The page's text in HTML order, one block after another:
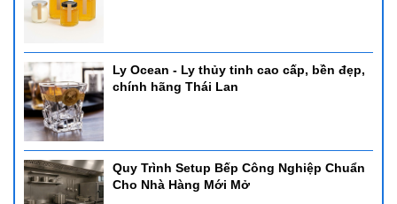
Ly Ocean - Ly thủy tinh cao cấp, bền đẹp,
chính hãng Thái Lan
Quy Trình Setup Bếp Công Nghiệp Chuẩn
Cho Nhà Hàng Mới Mở